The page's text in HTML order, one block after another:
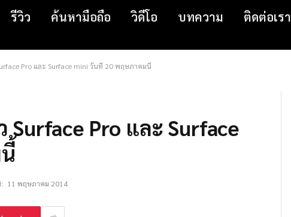
รีวิว ค้นหามือถือ วิดีโอ บทความ ติดต่อเรา
Pro และ Surface mini วันที่ 20 พฤษภาคมนี้
Pro และ Surface
11 พฤษภาคม 2014